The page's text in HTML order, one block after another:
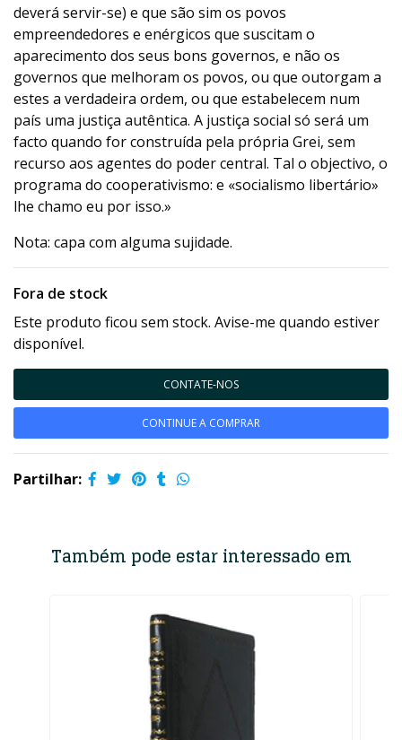
deverá servir-se) e que são sim os povos
empreendedores e enérgicos que suscitam o
aparecimento dos seus bons governos, e não os
governos que melhoram os povos, ou que outorgam a
estes a verdadeira ordem, ou que estabelecem num
país uma justiça autêntica. A justiça social só será um
facto quando for construída pela própria Grei, sem
recurso aos agentes do poder central. Tal o objectivo, o
programa do cooperativismo: e «socialismo libertário»
lhe chamo eu por isso.»
Nota: capa com alguma sujidade.
Fora de stock
Este produto ficou sem stock. Avise-me quando estiver
disponível.
CONTATE-NOS
CONTINUE A COMPRAR
Partilhar:
Também pode estar interessado em